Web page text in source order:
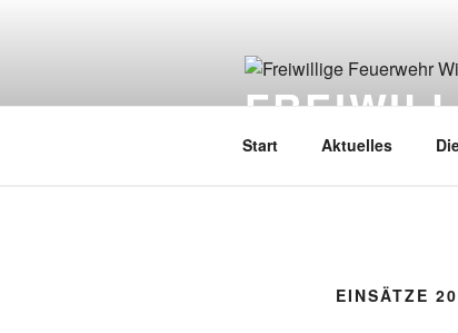
Start Aktuelles
EINSÄTZE